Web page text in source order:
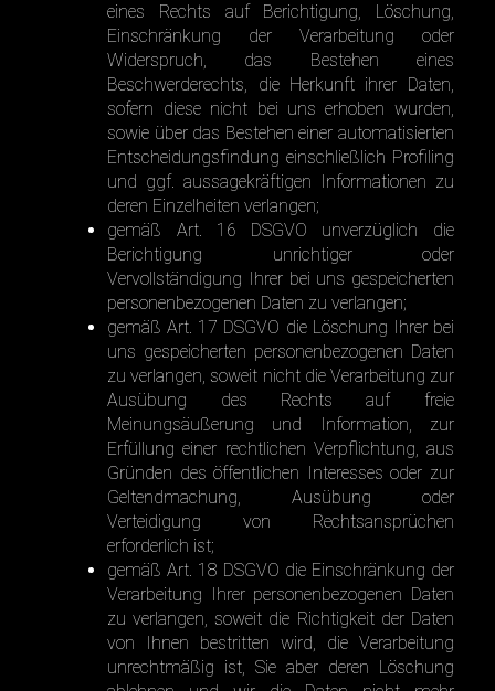
eines Rechts auf Berichtigung, Löschung,
Einschränkung der Verarbeitung oder
Widerspruch, das Bestehen eines
Beschwerderechts, die Herkunft ihrer Daten,
sofern diese nicht bei uns erhoben wurden,
sowie über das Bestehen einer automatisierten
Entscheidungsfindung einschließlich Profiling
und ggf. aussagekräftigen Informationen zu
deren Einzelheiten verlangen;
gemäß Art. 16 DSGVO unverzüglich die
Berichtigung unrichtiger oder
Vervollständigung Ihrer bei uns gespeicherten
personenbezogenen Daten zu verlangen;
gemäß Art. 17 DSGVO die Löschung Ihrer bei
uns gespeicherten personenbezogenen Daten
zu verlangen, soweit nicht die Verarbeitung zur
Ausübung des Rechts auf freie
Meinungsäußerung und Information, zur
Erfüllung einer rechtlichen Verpflichtung, aus
Gründen des öffentlichen Interesses oder zur
Geltendmachung, Ausübung oder
Verteidigung von Rechtsansprüchen
erforderlich ist;
gemäß Art. 18 DSGVO die Einschränkung der
Verarbeitung Ihrer personenbezogenen Daten
zu verlangen, soweit die Richtigkeit der Daten
von Ihnen bestritten wird, die Verarbeitung
unrechtmäßig ist, Sie aber deren Löschung